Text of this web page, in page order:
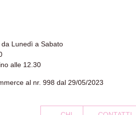
Lunedì a Sabato
alle 12.30
al nr. 998 dal 29/05/2023